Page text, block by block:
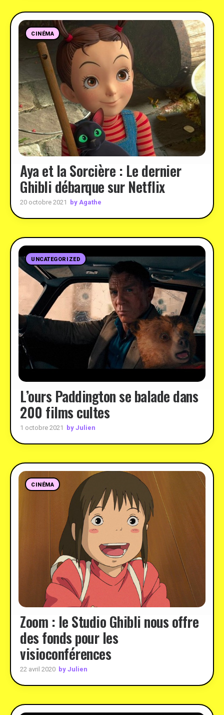
CINÉMA
Aya et la Sorcière : Le dernier
Ghibli débarque sur Netflix
20 octobre 2021 by Agathe
UNCATEGORIZED
L’ours Paddington se balade dans
200 films cultes
1 octobre 2021 by Julien
CINÉMA
Zoom : le Studio Ghibli nous offre
des fonds pour les
visioconférences
22 avril 2020 by Julien